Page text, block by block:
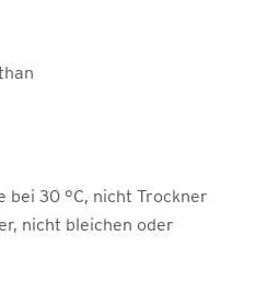
bei 30 °C, nicht Trockner
nicht bleichen oder